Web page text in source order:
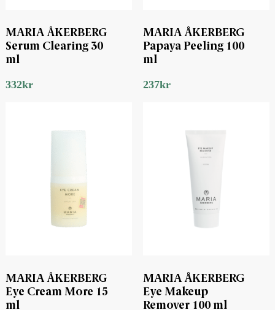
MARIA ÅKERBERG
Serum Clearing 30
ml
332kr
MARIA ÅKERBERG
Papaya Peeling 100
ml
237kr
MARIA ÅKERBERG
Eye Cream More 15
ml
MARIA ÅKERBERG
Eye Makeup
Remover 100 ml